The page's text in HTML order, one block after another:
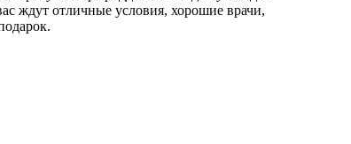
ждут отличные условия, хорошие врачи,